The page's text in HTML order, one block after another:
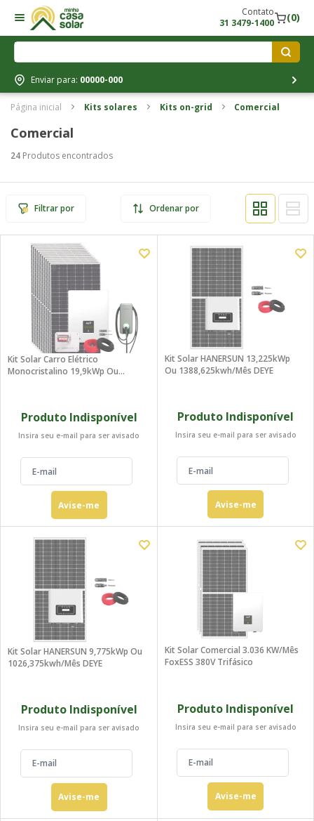
Contato
31 3479-1400
(0)
Enviar para: 00000-000
Página inicial Kits solares Kits on-grid Comercial
Comercial
24 Produtos encontrados
Filtrar por Ordenar por
Kit Solar Carro Elétrico
Monocristalino 19,9kWp Ou
Produto Indisponível
Insira seu e-mail para ser avisado
Avise-me
Kit Solar HANERSUN 13,225kWp
Ou 1388,625kwh/mês DEYE
Produto Indisponível
Insira seu e-mail para ser avisado
Avise-me
Kit Solar HANERSUN 9,775kWp Ou
1026,375kwh/mês DEYE
Produto Indisponível
Insira seu e-mail para ser avisado
Avise-me
Kit Solar Comercial 3.036 KW/mês
FoxESS 380V Trifásico
Produto Indisponível
Insira seu e-mail para ser avisado
Avise-me